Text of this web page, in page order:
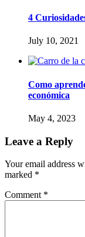
4
July 10, 2021
Como
económica
May 4, 2023
Leave a Reply
Your email address
marked *
Comment *